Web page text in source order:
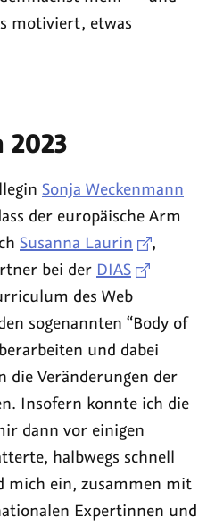
motiviert, etwas
2023
Sonja Weckenmann
der europäische Arm
Susanna Laurin
,
bei der DIAS
des Web
sogenannten “Body of
und dabei
Veränderungen der
Insofern konnte ich die
dann vor einigen
halbwegs schnell
mich ein, zusammen mit
Expertinnen und